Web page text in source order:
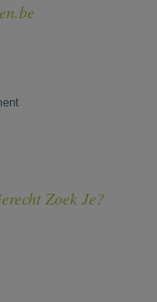
Zoek Je?